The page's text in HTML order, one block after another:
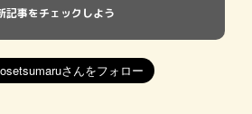
記事をチェックしよう